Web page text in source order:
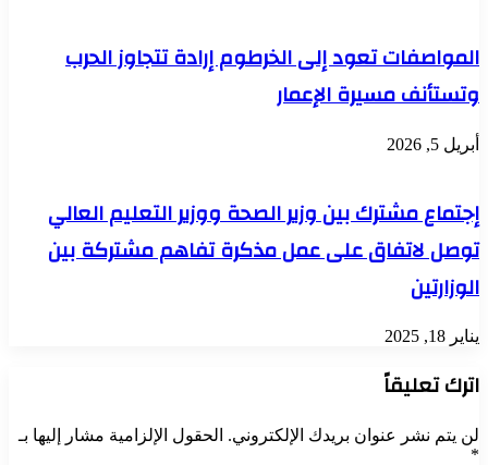
المواصفات تعود إلى الخرطوم إرادة تتجاوز الحرب
وتستأنف مسيرة الإعمار
أبريل 5, 2026
إجتماع مشترك بين وزير الصحة ووزير التعليم العالي
توصل لاتفاق على عمل مذكرة تفاهم مشتركة بين
الوزارتين
يناير 18, 2025
اترك تعليقاً
لن يتم نشر عنوان بريدك الإلكتروني. الحقول الإلزامية مشار إليها بـ
*